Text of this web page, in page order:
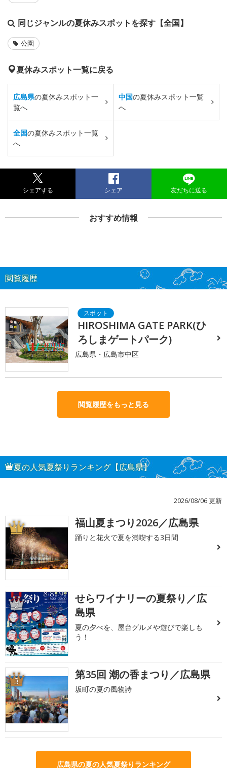
同じジャンルの夏休みスポットを探す【全国】
公園
夏休みスポット一覧に戻る
広島県の夏休みスポット一
覧へ
中国の夏休みスポット一覧
へ
全国の夏休みスポット一覧
へ
シェアする シェア 友だちに送る
おすすめ情報
閲覧履歴
HIROSHIMA GATE PARK(ひ
ろしまゲートパーク)
広島県・広島市中区
閲覧履歴をもっと見る
夏の人気夏祭りランキング【広島県】
2026/08/06 更新
1 福山夏まつり2026／広島県
踊りと花火で夏を満喫する3日間
2
せらワイナリーの夏祭り／広
島県
夏の夕べを、屋台グルメや遊びで楽しも
う！
3 第35回 潮の香まつり／広島県
坂町の夏の風物詩
広島県の夏の人気夏祭りランキング